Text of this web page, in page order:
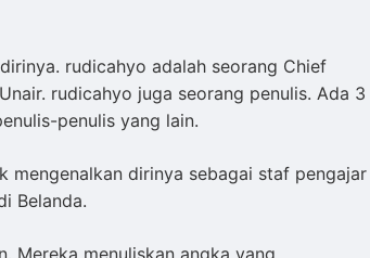
rudicahyo adalah seorang Chief
rudicahyo juga seorang penulis. Ada 3
penulis yang lain.
mengenalkan dirinya sebagai staf pengajar
Belanda.
Mereka menuliskan angka yang